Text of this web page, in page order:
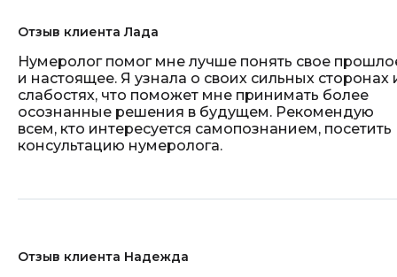
Отзыв клиента Лада
Нумеролог помог мне лучше понять свое
и настоящее. Я узнала о своих сильных сторонах
слабостях, что поможет мне принимать более
осознанные решения в будущем. Рекомендую
всем, кто интересуется самопознанием, посетить
консультацию нумеролога.
Отзыв клиента Надежда